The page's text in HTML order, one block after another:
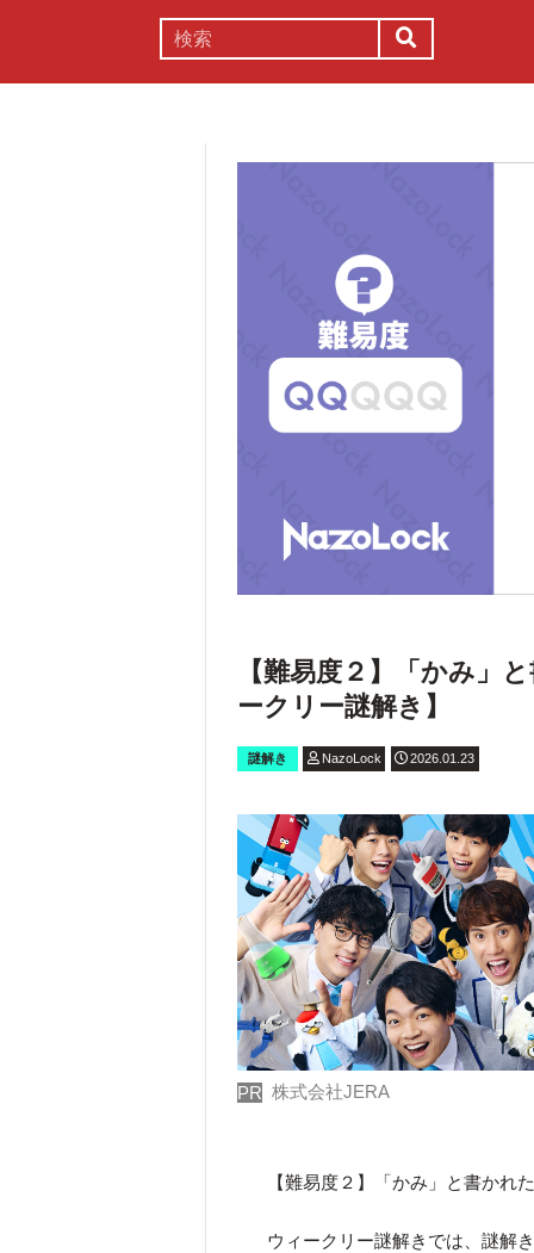
【難易度２】「かみ」
ークリー謎解き】
謎解き NazoLock 2026.01.23
PR 株式会社JERA
【難易度２】「かみ」と書かれ
ウィークリー謎解きでは、謎解